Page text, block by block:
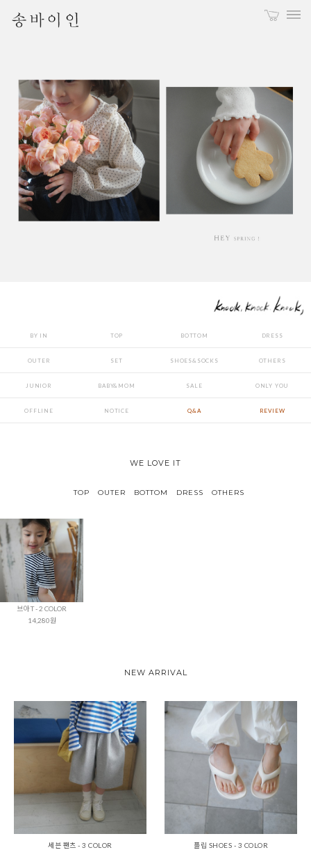
BY IN TOP BOTTOM DRESS
OUTER SET SHOES&SOCKS OTHERS
JUNIOR BABY&MOM SALE ONLY YOU
OFFLINE NOTICE Q&A REVIEW
WE LOVE IT
TOP OUTER BOTTOM DRESS OTHERS
브아 T - 2 COLOR
14,280원
NEW ARRIVAL
세븐 팬츠 - 3 COLOR
플립 SHOES - 3 COLOR